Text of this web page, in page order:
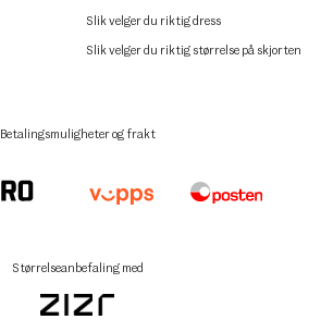
Slik velger du riktig dress
Slik velger du riktig størrelse på skjorten
Betalingsmuligheter og frakt
Størrelseanbefaling med